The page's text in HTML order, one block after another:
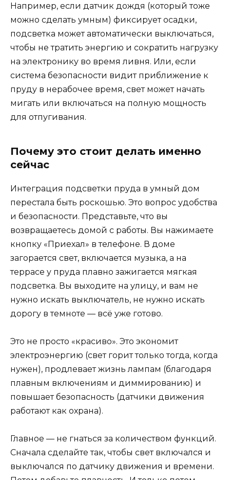
Например, если датчик дождя (который тоже
можно сделать умным) фиксирует осадки,
подсветка может автоматически выключаться,
чтобы не тратить энергию и сократить нагрузку
на электронику во время ливня. Или, если
система безопасности видит приближение к
пруду в нерабочее время, свет может начать
мигать или включаться на полную мощность
для отпугивания.
Почему это стоит делать именно
сейчас
Интеграция подсветки пруда в умный дом
перестала быть роскошью. Это вопрос удобства
и безопасности. Представьте, что вы
возвращаетесь домой с работы. Вы нажимаете
кнопку «Приехал» в телефоне. В доме
загорается свет, включается музыка, а на
террасе у пруда плавно зажигается мягкая
подсветка. Вы выходите на улицу, и вам не
нужно искать выключатель, не нужно искать
дорогу в темноте — всё уже готово.
Это не просто «красиво». Это экономит
электроэнергию (свет горит только тогда, когда
нужен), продлевает жизнь лампам (благодаря
плавным включениям и диммированию) и
повышает безопасность (датчики движения
работают как охрана).
Главное — не гнаться за количеством функций.
Сначала сделайте так, чтобы свет включался и
выключался по датчику движения и времени.